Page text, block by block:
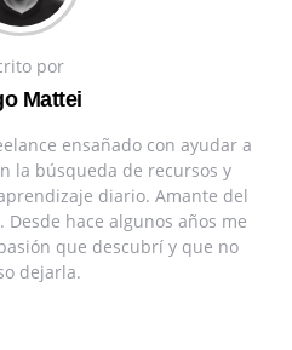
por
Mattei
ensañado con ayudar a
la búsqueda de recursos y
diario. Amante del
hace algunos años me
que descubrí y que no
dejarla.